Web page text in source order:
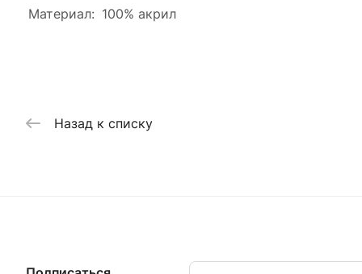
Материал: 100% акрил
Назад к списку